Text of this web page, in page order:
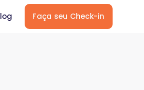
Faça seu Check-in